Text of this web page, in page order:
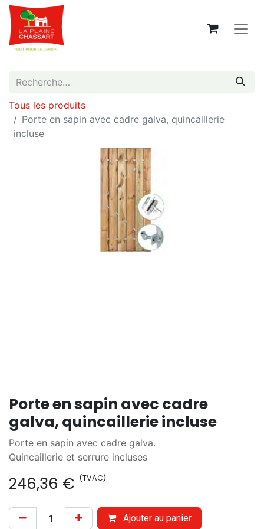
Tous les produits
Porte en sapin avec cadre galva, quincaillerie
incluse
Porte en sapin avec cadre
galva, quincaillerie incluse
Porte en sapin avec cadre galva.
Quincaillerie et serrure incluses
246,36 € (TVAC)
Ajouter au panier